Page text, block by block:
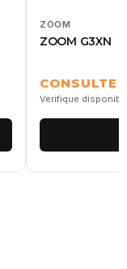
ZOOM
ZOOM G3XN
CONSULTE
Verifique